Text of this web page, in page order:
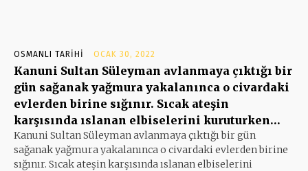
OSMANLI TARIHI OCAK 30, 2022
Kanuni Sultan Süleyman avlanmaya çıktığı bir
gün sağanak yağmura yakalanınca o civardaki
evlerden birine sığınır. Sıcak ateşin
karşısında ıslanan elbiselerini kuruturken…
Kanuni Sultan Süleyman avlanmaya çıktığı bir gün
sağanak yağmura yakalanınca o civardaki evlerden birine
sığınır. Sıcak ateşin karşısında ıslanan elbiselerini